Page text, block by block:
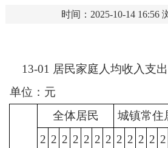
时间：2025-10-14 16:56
13-01 居民家庭人均收入支
单位：元
全体居民 城镇常住
2 2 2 2 2 2 2 2 2 2 2 2